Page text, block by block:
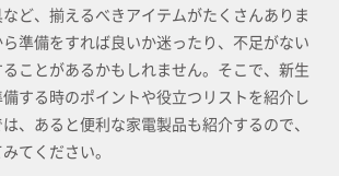
ど、揃えるべきアイテムがたくさんありま
準備をすれば良いか迷ったり、不足がない
ことがあるかもしれません。そこで、新生
する時のポイントや役立つリストを紹介し
、あると便利な家電製品も紹介するので、
てください。